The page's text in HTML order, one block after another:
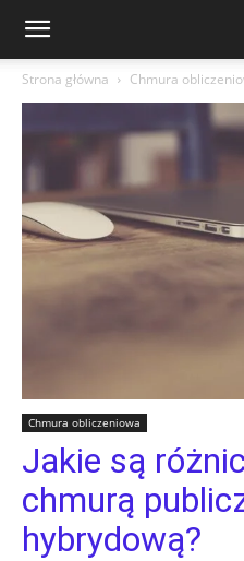
Strona główna Chmura
Chmura obliczeniowa
Jakie są
chmurą
hybrydową?